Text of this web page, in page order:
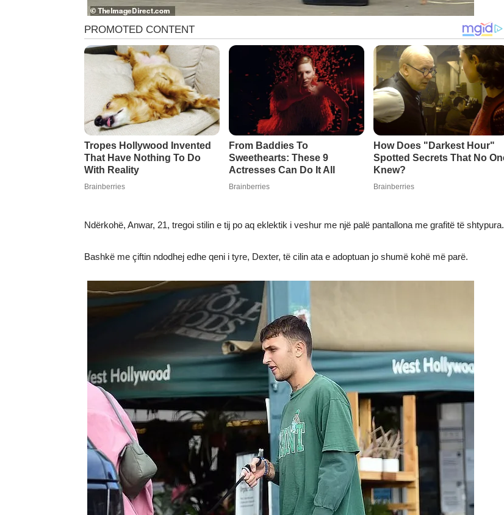
Ndërkohë, Anwar, 21, tregoi stilin e tij po aq eklektik i veshur me një palë pantallona me grafitë të shtypura.
Bashkë me çiftin ndodhej edhe qeni i tyre, Dexter, të cilin ata e adoptuan jo shumë kohë më parë.